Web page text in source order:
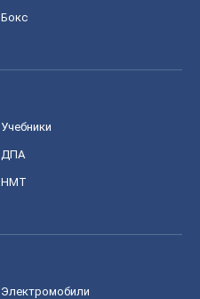
Бокс
Учебники
ДПА
НМТ
Электромобили